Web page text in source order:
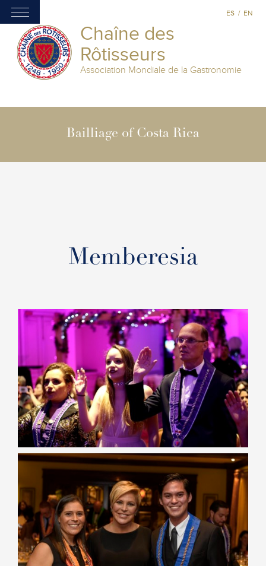
Chaîne des
Rôtisseurs
Association Mondiale de la Gastronomie
ES / EN
Bailliage of Costa Rica
Memberesia